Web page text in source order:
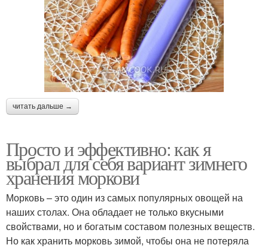
читать дальше →
Просто и эффективно: как я
выбрал для себя вариант зимнего
хранения моркови
Морковь – это один из самых популярных овощей на
наших столах. Она обладает не только вкусными
свойствами, но и богатым составом полезных веществ.
Но как хранить морковь зимой, чтобы она не потеряла